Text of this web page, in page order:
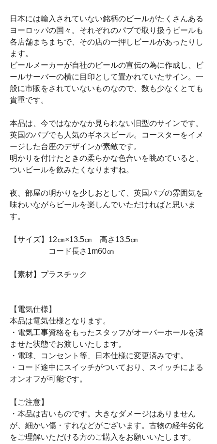
日本には輸入されていない銘柄のビールがたくさんある
ヨーロッパの国々。それぞれのパブで取り扱うビールも
各店舗まちまちで、その店の一押しビールがあったりし
ます。
ビールメーカーが自社のビールの宣伝の為に作成し、ビ
ールサーバーの横に目印として置かれていたサイン。一
般に市販をされていないものなので、数も少なくとても
貴重です。
本品は、今ではなかなか見られない旧型のサインです。
英国のパブでも人気のギネスビール。コースターをイメ
ージした台座のデザインが素敵です。
明かりを付けたときの柔らかな色合いを眺めていると、
ついビールを飲みたくなりますね。
夜、部屋の明かりを少しおとして、英国パブの雰囲気を
味わいながらビールを楽しんでいただければと思いま
す。
【サイズ】12㎝×13.5㎝ 高さ13.5㎝
コード長さ1m60㎝
【素材】プラスチック
【電気仕様】
本品は電気仕様となります。
・電気工事資格をもったスタッフがオーバーホールを済
ませた状態でお渡しいたします。
・電球、コンセント等、日本仕様に変更済みです。
・コード途中にスイッチがついており、スイッチによる
オンオフが可能です。
【ご注意】
・本品は古いものです。大きなダメージはありません
が、細かい傷・すれなどがございます。古物の経年劣化
をご理解いただける方のご購入をお願いいたします。